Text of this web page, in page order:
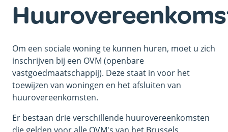
Om een sociale woning te kunnen huren, moet u zich
inschrijven bij een OVM (openbare
vastgoedmaatschappij). Deze staat in voor het
toewijzen van woningen en het afsluiten van
huurovereenkomsten.
Er bestaan drie verschillende huurovereenkomsten